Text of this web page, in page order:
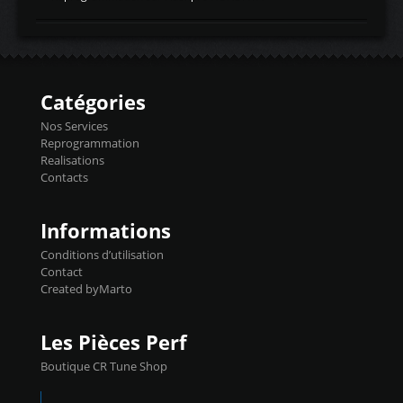
d'admissiontemp ex. pour atmo -30- 80°C
temperaturetemperature ldr moteurtemp
Injecteurs + Flashpro 1370€ TTC Le
précise et performante. Vous pourrez
basculer de la carto sans plomb à Ethanol à
l'aide du flashpro OPTION ECONOMIQUES
Reprog SP 98 sur le calculateur d'origine
450€ TTC Un gain d'environ 10cv et 15nm
Catégories
Nos Services
Reprogrammation
Realisations
Contacts
Informations
Conditions d’utilisation
Contact
Created byMarto
Les Pièces Perf
Boutique CR Tune Shop